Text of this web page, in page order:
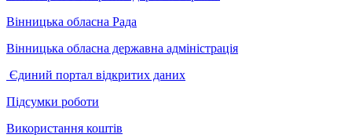
Вінницька обласна Рада
Вінницька обласна державна адміністрація
Єдиний портал відкритих даних
Підсумки роботи
Використання коштів